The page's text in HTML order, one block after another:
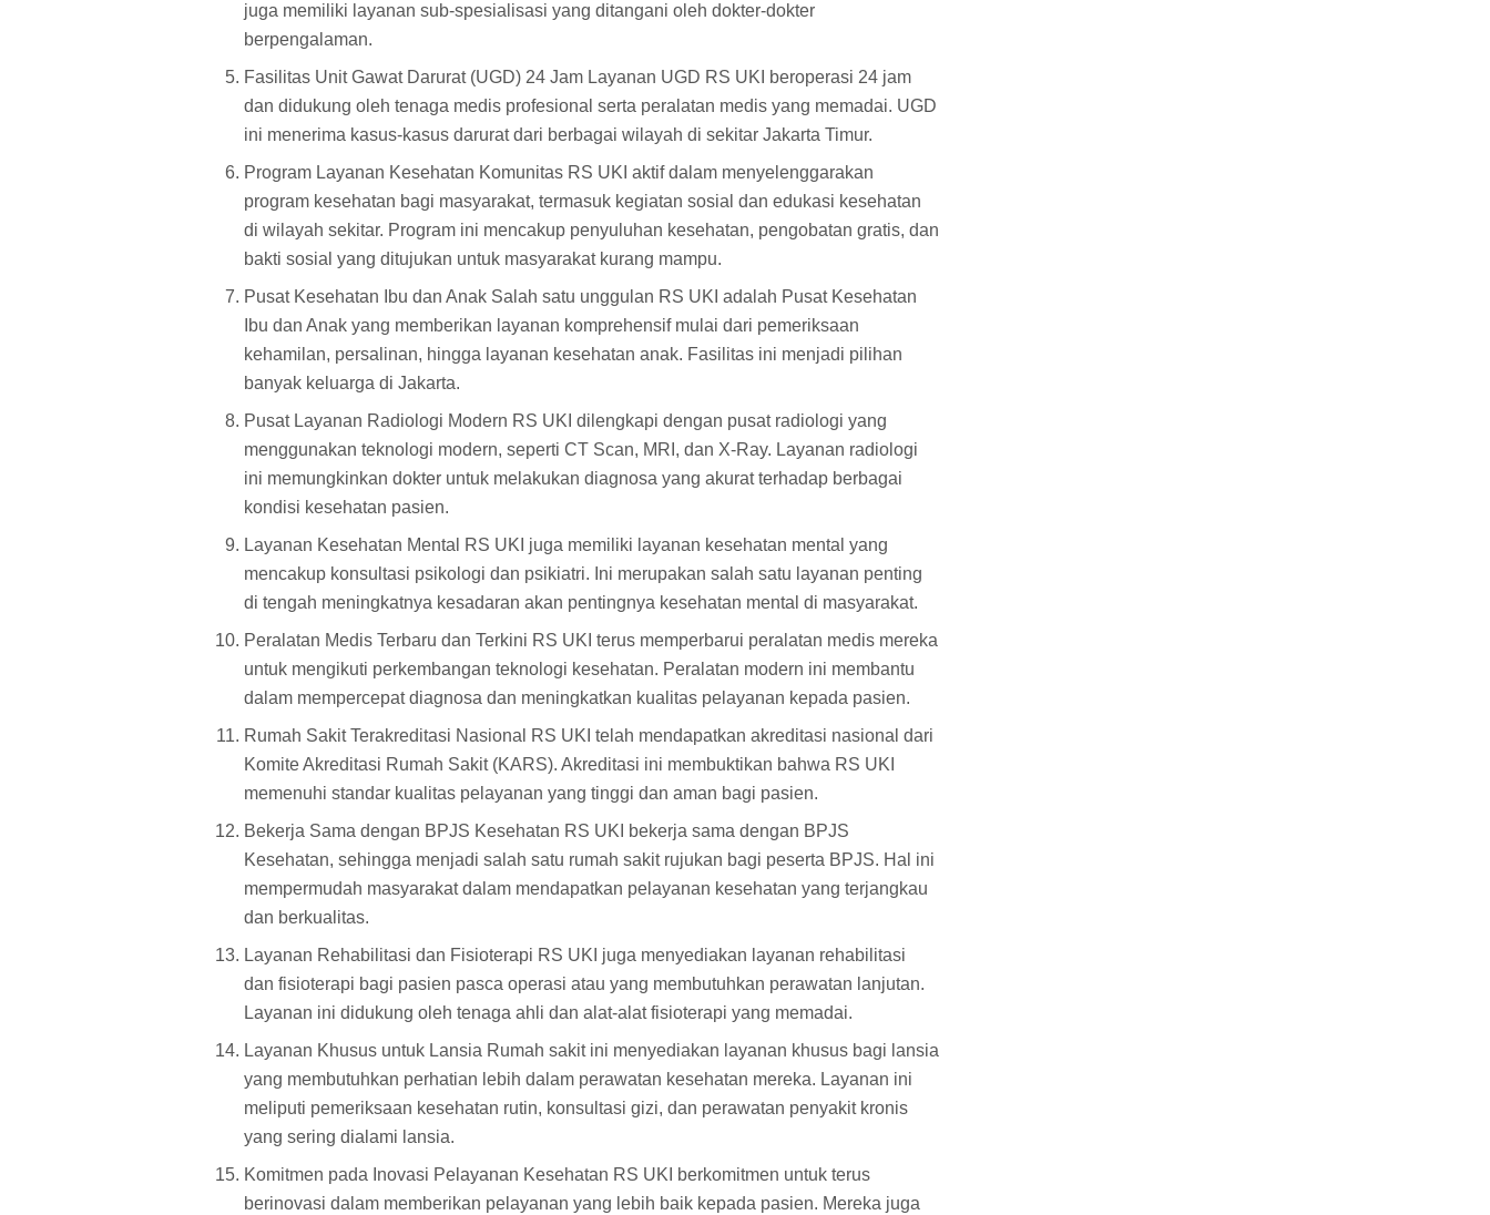
juga memiliki layanan sub-spesialisasi yang ditangani oleh dokter-dokter
berpengalaman.
Fasilitas Unit Gawat Darurat (UGD) 24 Jam Layanan UGD RS UKI beroperasi 24 jam
dan didukung oleh tenaga medis profesional serta peralatan medis yang memadai. UGD
ini menerima kasus-kasus darurat dari berbagai wilayah di sekitar Jakarta Timur.
Program Layanan Kesehatan Komunitas RS UKI aktif dalam menyelenggarakan
program kesehatan bagi masyarakat, termasuk kegiatan sosial dan edukasi kesehatan
di wilayah sekitar. Program ini mencakup penyuluhan kesehatan, pengobatan gratis, dan
bakti sosial yang ditujukan untuk masyarakat kurang mampu.
Pusat Kesehatan Ibu dan Anak Salah satu unggulan RS UKI adalah Pusat Kesehatan
Ibu dan Anak yang memberikan layanan komprehensif mulai dari pemeriksaan
kehamilan, persalinan, hingga layanan kesehatan anak. Fasilitas ini menjadi pilihan
banyak keluarga di Jakarta.
Pusat Layanan Radiologi Modern RS UKI dilengkapi dengan pusat radiologi yang
menggunakan teknologi modern, seperti CT Scan, MRI, dan X-Ray. Layanan radiologi
ini memungkinkan dokter untuk melakukan diagnosa yang akurat terhadap berbagai
kondisi kesehatan pasien.
Layanan Kesehatan Mental RS UKI juga memiliki layanan kesehatan mental yang
mencakup konsultasi psikologi dan psikiatri. Ini merupakan salah satu layanan penting
di tengah meningkatnya kesadaran akan pentingnya kesehatan mental di masyarakat.
Peralatan Medis Terbaru dan Terkini RS UKI terus memperbarui peralatan medis mereka
untuk mengikuti perkembangan teknologi kesehatan. Peralatan modern ini membantu
dalam mempercepat diagnosa dan meningkatkan kualitas pelayanan kepada pasien.
Rumah Sakit Terakreditasi Nasional RS UKI telah mendapatkan akreditasi nasional dari
Komite Akreditasi Rumah Sakit (KARS). Akreditasi ini membuktikan bahwa RS UKI
memenuhi standar kualitas pelayanan yang tinggi dan aman bagi pasien.
Bekerja Sama dengan BPJS Kesehatan RS UKI bekerja sama dengan BPJS
Kesehatan, sehingga menjadi salah satu rumah sakit rujukan bagi peserta BPJS. Hal ini
mempermudah masyarakat dalam mendapatkan pelayanan kesehatan yang terjangkau
dan berkualitas.
Layanan Rehabilitasi dan Fisioterapi RS UKI juga menyediakan layanan rehabilitasi
dan fisioterapi bagi pasien pasca operasi atau yang membutuhkan perawatan lanjutan.
Layanan ini didukung oleh tenaga ahli dan alat-alat fisioterapi yang memadai.
Layanan Khusus untuk Lansia Rumah sakit ini menyediakan layanan khusus bagi lansia
yang membutuhkan perhatian lebih dalam perawatan kesehatan mereka. Layanan ini
meliputi pemeriksaan kesehatan rutin, konsultasi gizi, dan perawatan penyakit kronis
yang sering dialami lansia.
Komitmen pada Inovasi Pelayanan Kesehatan RS UKI berkomitmen untuk terus
berinovasi dalam memberikan pelayanan yang lebih baik kepada pasien. Mereka juga